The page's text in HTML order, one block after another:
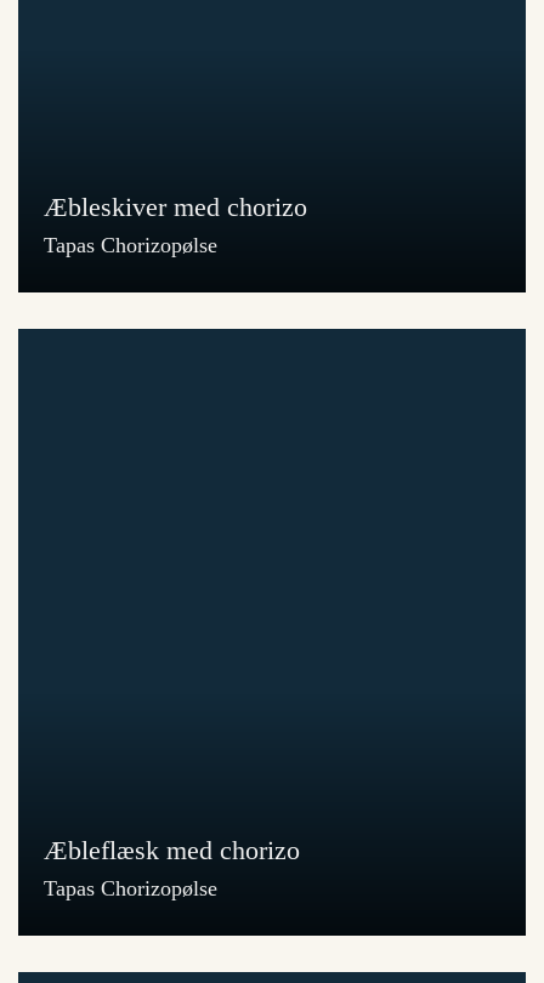
Æbleskiver med chorizo
Tapas Chorizopølse
Æbleflæsk med chorizo
Tapas Chorizopølse